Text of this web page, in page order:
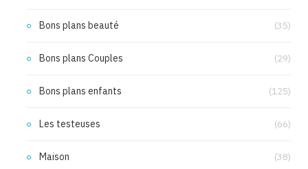
Bons plans beauté (35)
Bons plans Couples (29)
Bons plans enfants (125)
Les testeuses (66)
Maison (38)